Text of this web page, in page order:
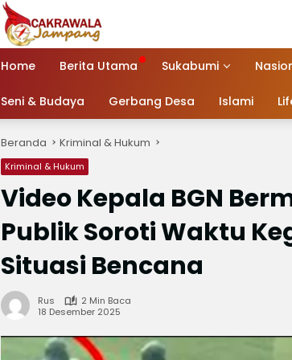
Home Berita Utama Sukabumi
Seni & Budaya Gerbang Desa Islami
Beranda Kriminal & Hukum
Kriminal & Hukum
Video Kepala BGN
Publik Soroti Waktu
Situasi Bencana
Rus
2 Min Baca
18 Desember 2025